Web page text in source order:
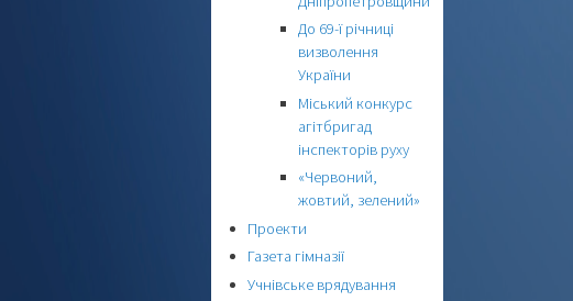
До 69-ї річниці
визволення
України
Міський конкурс
агітбригад
інспекторів руху
«Червоний,
жовтий, зелений»
Проекти
Газета гімназії
Учнівське врядування